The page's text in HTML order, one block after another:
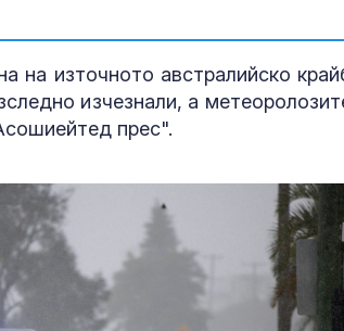
на източното австралийско
изчезнали, а
прес".